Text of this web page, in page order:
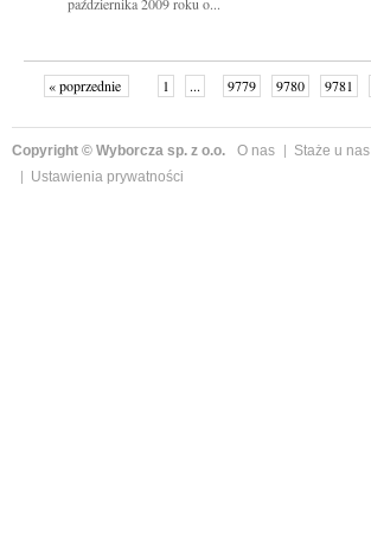
« poprzednie 1 ... 9779 9780 9781
Copyright © Wyborcza sp. z o.o. O nas Staże u nas
Ustawienia prywatności